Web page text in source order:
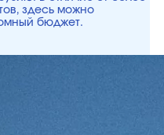
здесь можно
бюджет.